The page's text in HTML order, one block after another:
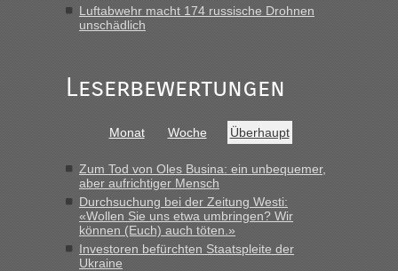
Luftabwehr macht 174 russische Drohnen
unschädlich
Leserbewertungen
Monat Woche Überhaupt
Zum Tod von Oles Busina: ein unbequemer,
aber aufrichtiger Mensch
Durchsuchung bei der Zeitung Westi:
«Wollen Sie uns etwa umbringen? Wir
können (Euch) auch töten.»
Investoren befürchten Staatspleite der
Ukraine